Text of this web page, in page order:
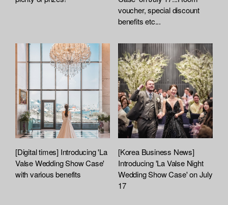
voucher, special discount
benefits etc...
[Digital times] Introducing 'La
Valse Wedding Show Case'
with various benefits
[Korea Business News]
Introducing 'La Valse Night
Wedding Show Case' on July
17